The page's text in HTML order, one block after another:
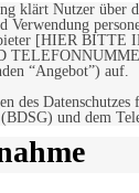
klärt Nutzer über
Verwendung
[HIER BITTE
“Angebot”) auf.
des Datenschutzes
(BDSG) und dem